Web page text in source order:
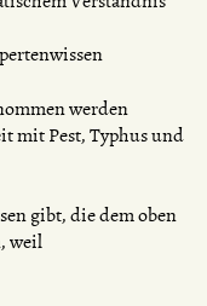
werden
mit Pest, Typhus und
gibt, die dem oben
weil